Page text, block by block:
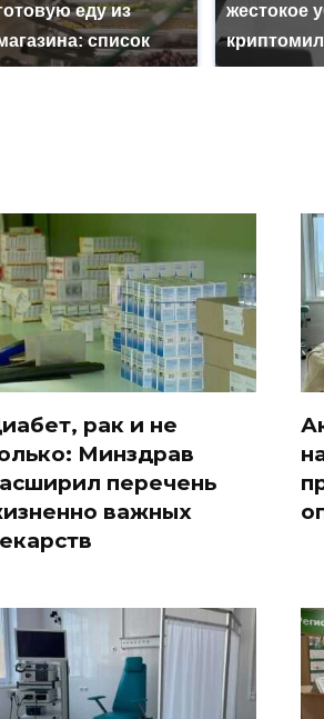
еду из
список
жестокое
рак и не
Минздрав
перечень
важных